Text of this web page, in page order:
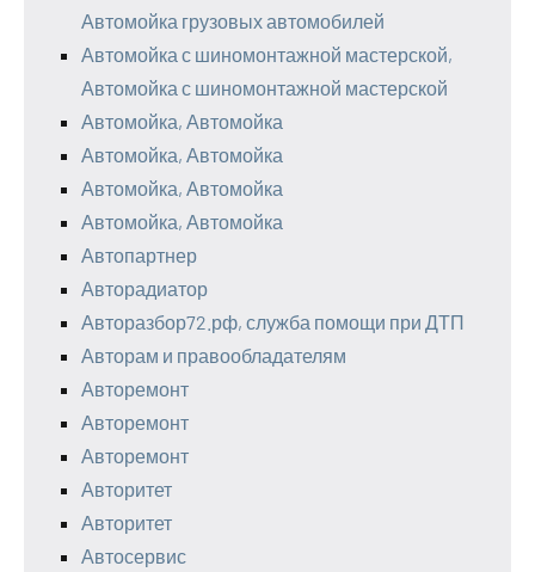
Автомойка грузовых автомобилей
Автомойка с шиномонтажной мастерской,
Автомойка с шиномонтажной мастерской
Автомойка, Автомойка
Автомойка, Автомойка
Автомойка, Автомойка
Автомойка, Автомойка
Автопартнер
Авторадиатор
Авторазбор72.рф, служба помощи при ДТП
Авторам и правообладателям
Авторемонт
Авторемонт
Авторемонт
Авторитет
Авторитет
Автосервис